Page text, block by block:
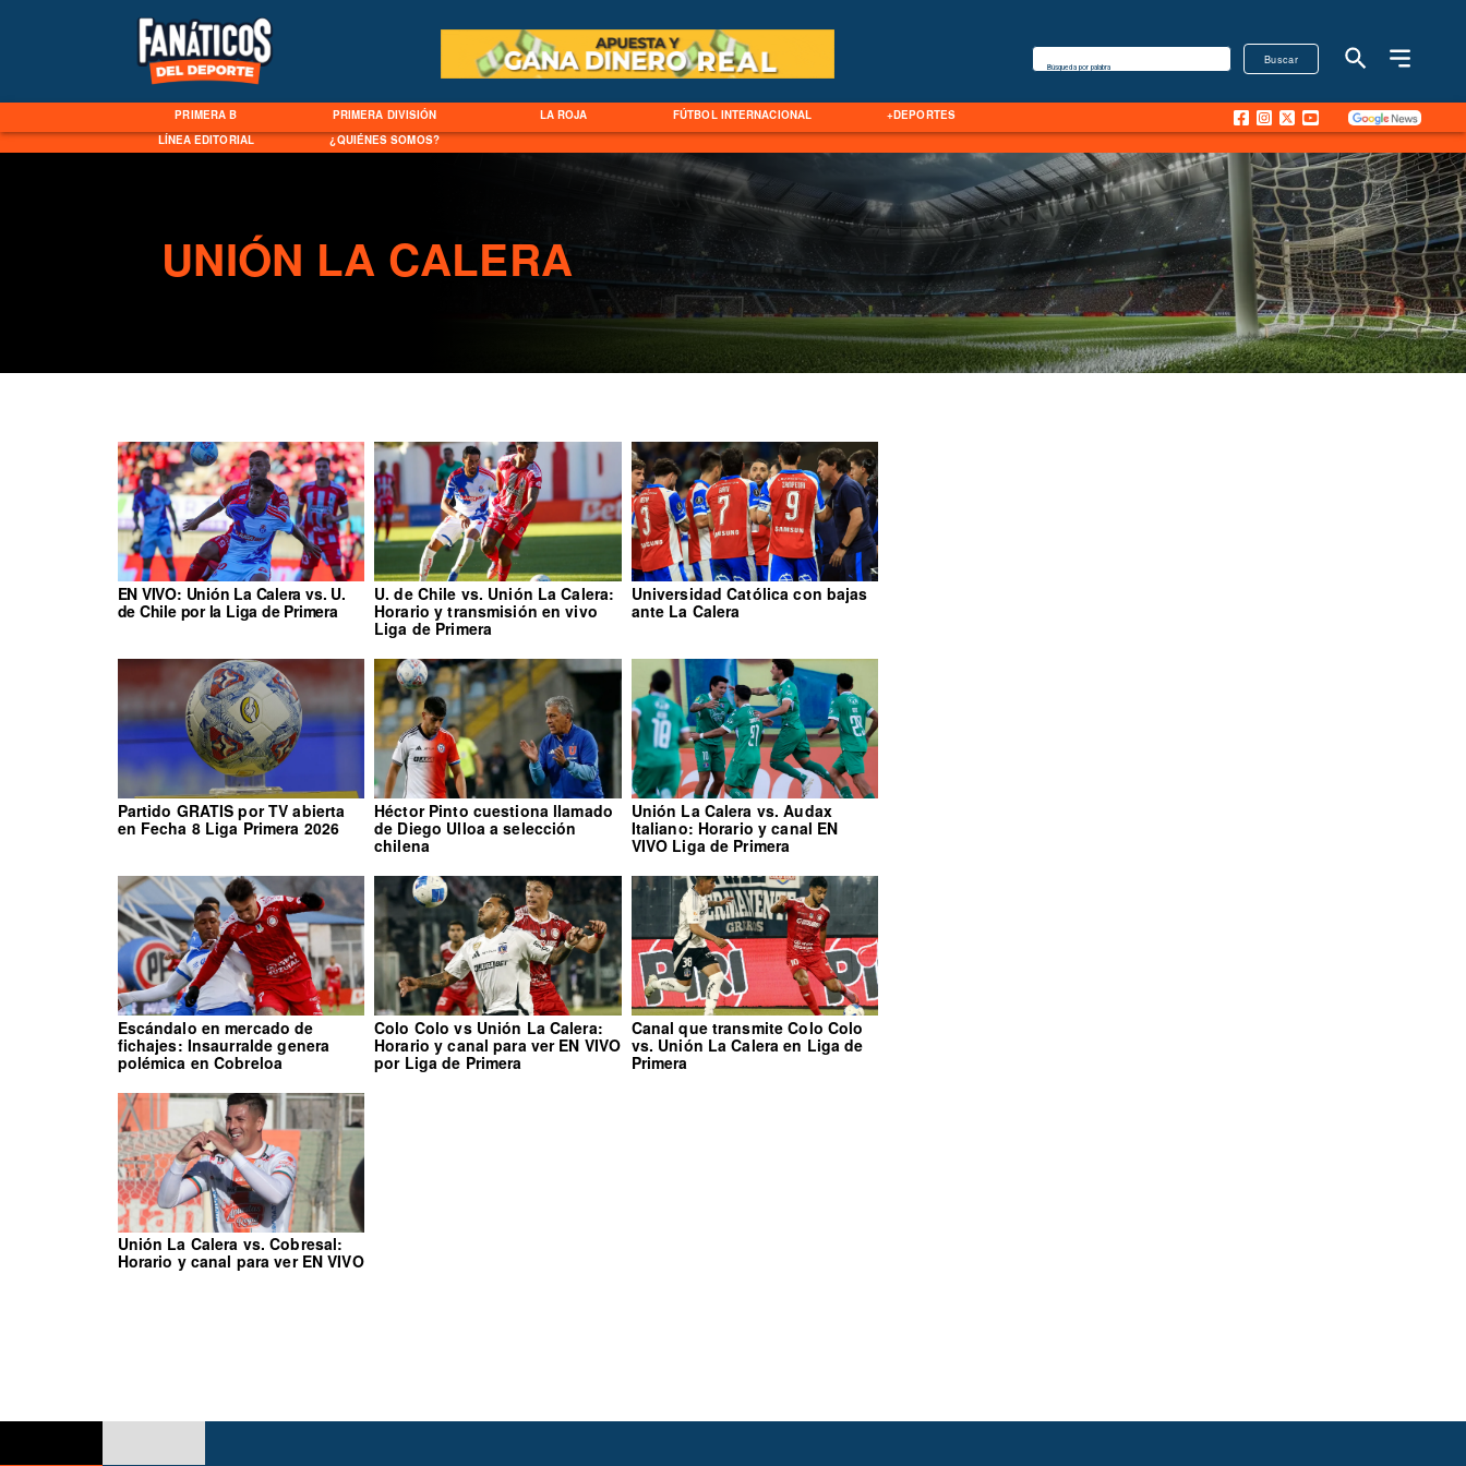
PRIMERA B PRIMERA DIVISIÓN LA ROJA FÚTBOL INTERNACIONAL
+DEPORTES
LÍNEA EDITORIAL
¿QUIÉNES SOMOS?
Buscar
Búsqueda por palabra
UNIÓN LA CALERA
EN VIVO: Unión La Calera vs. U.
de Chile por la Liga de Primera
U. de Chile vs. Unión La Calera:
Horario y transmisión en vivo
Liga de Primera
Universidad Católica con bajas
ante La Calera
Partido GRATIS por TV abierta
en Fecha 8 Liga Primera 2026
Héctor Pinto cuestiona llamado
de Diego Ulloa a selección
chilena
Unión La Calera vs. Audax
Italiano: Horario y canal EN
VIVO Liga de Primera
Escándalo en mercado de
fichajes: Insaurralde genera
polémica en Cobreloa
Colo Colo vs Unión La Calera:
Horario y canal para ver EN VIVO
por Liga de Primera
Canal que transmite Colo Colo
vs. Unión La Calera en Liga de
Primera
Unión La Calera vs. Cobresal:
Horario y canal para ver EN VIVO